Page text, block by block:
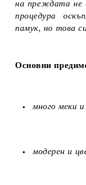
на преждата не
процедура
памук, но това
Основни
много меки
модерен и